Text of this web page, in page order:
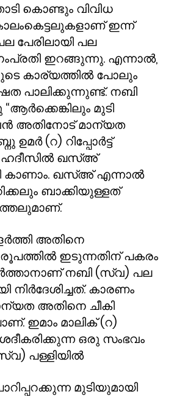
കൊണ്ടും വിവിധ
ഇന്ന്
പേരിലായി പല
ഇറങ്ങുന്നു. എന്നാൽ,
കാര്യത്തിൽ പോലും
പാലിക്കുന്നുണ്ട്. നബി
മുടി
അതിനോട് മാന്യത
ഉമർ (റ) റിപ്പോർട്ട്
ഖസ്അ്
കാണാം. ഖസ്അ് എന്നാൽ
ബാക്കിയുള്ളത്
അതിനെ
രൂപത്തിൽ ഇടുന്നതിന് പകരം
നബി (സ്വ) പല
നിർദേശിച്ചത്. കാരണം
അതിനെ ചീകി
ഇമാം മാലിക് (റ)
ഒരു സംഭവം
പള്ളിയിൽ
മുടിയുമായി